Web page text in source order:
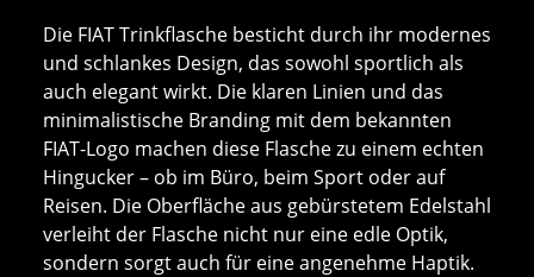
Die FIAT Trinkflasche besticht durch ihr modernes
und schlankes Design, das sowohl sportlich als
auch elegant wirkt. Die klaren Linien und das
minimalistische Branding mit dem bekannten
FIAT-Logo machen diese Flasche zu einem echten
Hingucker – ob im Büro, beim Sport oder auf
Reisen. Die Oberfläche aus gebürstetem Edelstahl
verleiht der Flasche nicht nur eine edle Optik,
sondern sorgt auch für eine angenehme Haptik.